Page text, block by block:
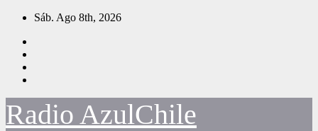
Saltar
contenido
Sáb. Ago 8th, 2026
Radio AzulChile